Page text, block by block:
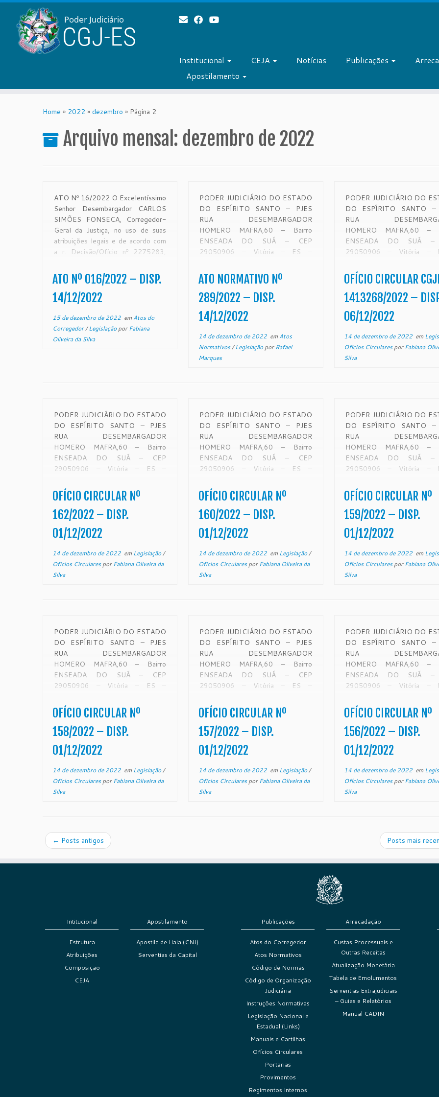
Institucional CEJA Notícias Publicações
Apostilamento
Home » 2022 » dezembro » Página 2
Arquivo mensal: dezembro de 2022
ATO Nº 16/2022 O Excelentíssimo
Senhor Desembargador CARLOS
SIMÕES FONSECA, Corregedor-
Geral da Justiça, no uso de suas
atribuições legais e de acordo com
a r. Decisão/Ofício nº 2275283,
Procedimento Administrativo PjeCor
nº. 0000241-33.2022.2.00.0808,
desta Corregedoria Geral da
Justiça. RESOLVE: Aplicar ao Sr.
Dorvalino Batista Ferreira, titular do
[…]
ATO Nº 016/2022 – DISP.
14/12/2022
15 de dezembro de 2022 em Atos do
Corregedor/LegislaçãoporFabiana
Oliveira da Silva
PODER JUDICIÁRIO DO ESTADO
DO ESPÍRITO SANTO – PJES
RUA DESEMBARGADOR
HOMERO MAFRA,60 – Bairro
ENSEADA DO SUÁ – CEP
29050906 – Vitória – ES –
NORMATIVO Nº 289/2022 O
Presidente do Tribunal de Justiça
do Estado do Espírito Santo, no uso
de suas atribuições legais […]
ATO NORMATIVO Nº
289/2022 – DISP.
14/12/2022
14 de dezembro de 2022em Atos
Normativos/LegislaçãoporRafael
Marques
PODER JUDICIÁRIO DO
DO ESPÍRITO SANTO –
RUA
HOMERO MAFRA,60 –
ENSEADA DO SUÁ –
29050906 – Vitória –
CIRCULAR
CGJES 1413268/
52.2022.8.08.0000
notários e registradores
serventias do foro
Desembargador CARLOS
FONSECA, […]
OFÍCIO CIRCULAR
1413268/2022 –
06/12/2022
14 de dezembro de 2022em
Ofícios CircularesporFabiana
Silva
PODER JUDICIÁRIO DO ESTADO
DO ESPÍRITO SANTO – PJES
RUA DESEMBARGADOR
HOMERO MAFRA,60 – Bairro
ENSEADA DO SUÁ – CEP
29050906 – Vitória – ES –
CIRCULAR Nº 162/2022 – SECAO
DE MONITORAMENTO DE FORO
EXTRAJUDICIAL Vitória, 29 de
novembro de 2022. De ordem
do Exmo. Sr. […]
OFÍCIO CIRCULAR Nº
162/2022 – DISP.
01/12/2022
14 de dezembro de 2022 em Legislação/
Ofícios CircularesporFabiana Oliveira da
Silva
PODER JUDICIÁRIO DO ESTADO
DO ESPÍRITO SANTO – PJES
RUA DESEMBARGADOR
HOMERO MAFRA,60 – Bairro
ENSEADA DO SUÁ – CEP
29050906 – Vitória – ES –
CIRCULAR Nº 160/2022 – SECAO
DE MONITORAMENTO DE FORO
EXTRAJUDICIAL Vitória, 25 de
novembro de 2022. De ordem
do Exmo. Sr. […]
OFÍCIO CIRCULAR Nº
160/2022 – DISP.
01/12/2022
14 de dezembro de 2022em Legislação/
Ofícios CircularesporFabiana Oliveira da
Silva
PODER JUDICIÁRIO DO
DO ESPÍRITO SANTO –
RUA
HOMERO MAFRA,60 –
ENSEADA DO SUÁ –
29050906 – Vitória –
CIRCULAR Nº 159/2022 –
DE MONITORAMENTO DE
EXTRAJUDICIAL Vitória,
novembro de 2022. De
do Exmo. Sr. […]
OFÍCIO CIRCULAR Nº
159/2022 – DISP.
01/12/2022
14 de dezembro de 2022em
Ofícios CircularesporFabiana
Silva
PODER JUDICIÁRIO DO ESTADO
DO ESPÍRITO SANTO – PJES
RUA DESEMBARGADOR
HOMERO MAFRA,60 – Bairro
ENSEADA DO SUÁ – CEP
29050906 – Vitória – ES –
CIRCULAR Nº 158/2022 – SECAO
DE MONITORAMENTO DE FORO
EXTRAJUDICIAL Vitória, 25 de
novembro de 2022. De ordem
do Exmo. Sr. […]
OFÍCIO CIRCULAR Nº
158/2022 – DISP.
01/12/2022
14 de dezembro de 2022 em Legislação/
Ofícios CircularesporFabiana Oliveira da
Silva
PODER JUDICIÁRIO DO ESTADO
DO ESPÍRITO SANTO – PJES
RUA DESEMBARGADOR
HOMERO MAFRA,60 – Bairro
ENSEADA DO SUÁ – CEP
29050906 – Vitória – ES –
CIRCULAR Nº 157/2022 – SECAO
DE MONITORAMENTO DE FORO
EXTRAJUDICIAL Vitória, 25 de
novembro de 2022. De ordem
do Exmo. Sr. […]
OFÍCIO CIRCULAR Nº
157/2022 – DISP.
01/12/2022
14 de dezembro de 2022em Legislação/
Ofícios CircularesporFabiana Oliveira da
Silva
PODER JUDICIÁRIO DO
DO ESPÍRITO SANTO –
RUA
HOMERO MAFRA,60 –
ENSEADA DO SUÁ –
29050906 – Vitória –
CIRCULAR Nº 156/2022 –
DE MONITORAMENTO DE
EXTRAJUDICIAL Vitória,
novembro de 2022. De
do Exmo. Sr. […]
OFÍCIO CIRCULAR Nº
156/2022 – DISP.
01/12/2022
14 de dezembro de 2022em
Ofícios CircularesporFabiana
Silva
← Posts antigos Posts mais
Intitucional
Estrutura
Atribuições
Composição
CEJA
Apostilamento
Apostila de Haia (CNJ)
Serventias da Capital
Publicações
Atos do Corregedor
Atos Normativos
Código de Normas
Código de Organização
Judiciária
Instruções Normativas
Legislação Nacional e
Estadual (Links)
Manuais e Cartilhas
Ofícios Circulares
Portarias
Provimentos
Regimentos Internos
Arrecadação
Custas Processuais e
Outras Receitas
Atualização Monetária
Tabela de Emolumentos
Serventias Extrajudiciais
– Guias e Relatórios
Manual CADIN